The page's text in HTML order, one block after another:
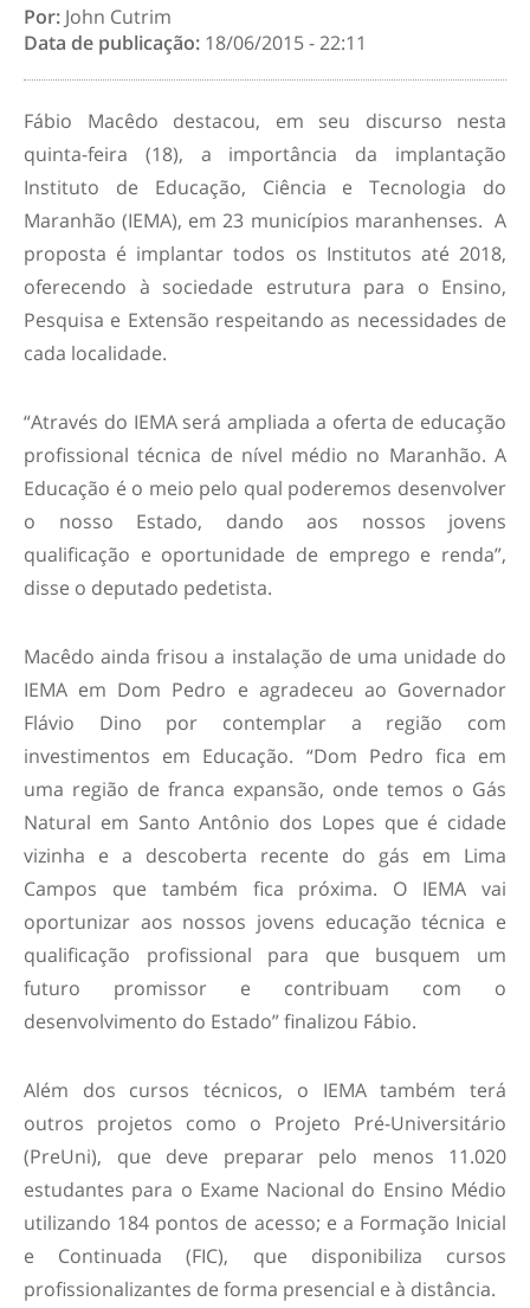
Por: John Cutrim
Data de publicação: 18/06/2015 - 22:11
Fábio Macêdo destacou, em seu discurso nesta
quinta-feira (18), a importância da implantação
Instituto de Educação, Ciência e Tecnologia do
Maranhão (IEMA), em 23 municípios maranhenses. A
proposta é implantar todos os Institutos até 2018,
oferecendo à sociedade estrutura para o Ensino,
Pesquisa e Extensão respeitando as necessidades de
cada localidade.
“Através do IEMA será ampliada a oferta de educação
profissional técnica de nível médio no Maranhão. A
Educação é o meio pelo qual poderemos desenvolver
o nosso Estado, dando aos nossos jovens
qualificação e oportunidade de emprego e renda”,
disse o deputado pedetista.
Macêdo ainda frisou a instalação de uma unidade do
IEMA em Dom Pedro e agradeceu ao Governador
Flávio Dino por contemplar a região com
investimentos em Educação. “Dom Pedro fica em
uma região de franca expansão, onde temos o Gás
Natural em Santo Antônio dos Lopes que é cidade
vizinha e a descoberta recente do gás em Lima
Campos que também fica próxima. O IEMA vai
oportunizar aos nossos jovens educação técnica e
qualificação profissional para que busquem um
futuro promissor e contribuam com o
desenvolvimento do Estado” finalizou Fábio.
Além dos cursos técnicos, o IEMA também terá
outros projetos como o Projeto Pré-Universitário
(PreUni), que deve preparar pelo menos 11.020
estudantes para o Exame Nacional do Ensino Médio
utilizando 184 pontos de acesso; e a Formação Inicial
e Continuada (FIC), que disponibiliza cursos
profissionalizantes de forma presencial e à distância.